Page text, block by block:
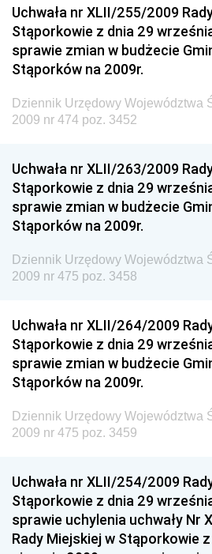
Dziennik Urzędowy Ministra
Materiałów Budowlanych
Dziennik Urzędowy Ministra
Dziennik Urzędowy Głównego
Środowiska
Dziennik Urzędowy Generalnej
Dziennik Urzędowy
Gospodarki Terenowej i
Dziennik Urzędowy
Gospodarki Przestrzennej
Dziennik Urzędowy Unii
Dziennik Urzędowy
Chemicznego i Lekkiego
Dziennik Urzędowy
Gospodarki Żywnościowej
Dziennik Urzędowy Ministra
Społecznej
Dziennik Urzędowy Ministra
Dziennik Urzędowy Ministra
Budownictwa
Uchwała nr XLII/255/2009
Stąporkowie z dnia 29
sprawie zmian w budżecie
Stąporków na 2009r.
Dziennik Urzędowy Województwa
2009 nr 474 poz. 3452
Uchwała nr XLII/263/2009
Stąporkowie z dnia 29
sprawie zmian w budżecie
Stąporków na 2009r.
Dziennik Urzędowy Województwa
2009 nr 475 poz. 3458
Uchwała nr XLII/264/2009
Stąporkowie z dnia 29
sprawie zmian w budżecie
Stąporków na 2009r.
Dziennik Urzędowy Województwa
2009 nr 475 poz. 3459
Uchwała nr XLII/254/2009
Stąporkowie z dnia 29
sprawie uchylenia uchwały Nr
Rady Miejskiej w Stąporkowie